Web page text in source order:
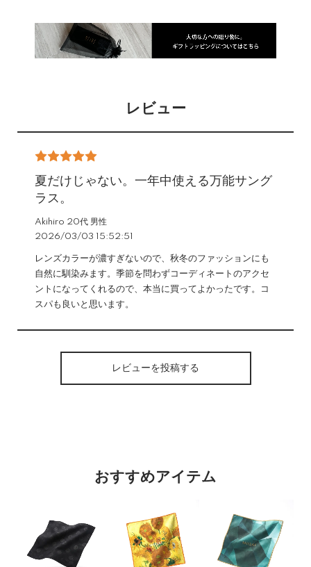
レビュー
夏だけじゃない。一年中使える万能サング
ラス。
Akihiro 20代 男性
2026/03/03 15:52:51
レンズカラーが濃すぎないので、秋冬のファッションにも
自然に馴染みます。季節を問わずコーディネートのアクセ
ントになってくれるので、本当に買ってよかったです。コ
スパも良いと思います。
レビューを投稿する
おすすめアイテム